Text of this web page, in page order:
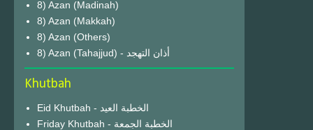
8) Azan (Madinah)
8) Azan (Makkah)
8) Azan (Others)
8) Azan (Tahajjud) - أذان التهجد
Khutbah
Eid Khutbah - الخطبة العيد
Friday Khutbah - الخطبة الجمعة